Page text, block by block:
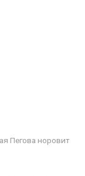
Пегова норовит